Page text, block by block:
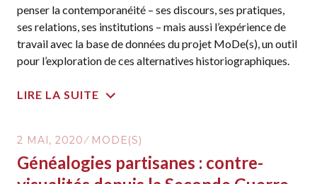
penser la contemporanéité – ses discours, ses pratiques,
ses relations, ses institutions – mais aussi l’expérience de
travail avec la base de données du projet MoDe(s), un outil
pour l’exploration de ces alternatives historiographiques.
LIRE LA SUITE
2 MAI, 2020 MODE(S)
Généalogies partisanes : contre-